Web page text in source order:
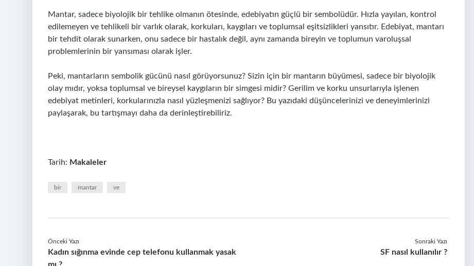
Mantar, sadece biyolojik bir tehlike olmanın ötesinde, edebiyatın güçlü bir sembolüdür. Hızla yayılan, kontrol
edilemeyen ve tehlikeli bir varlık olarak, korkuları, kaygıları ve toplumsal eşitsizlikleri yansıtır. Edebiyat, mantarı
bir tehdit olarak sunarken, onu sadece bir hastalık değil, aynı zamanda bireyin ve toplumun varoluşsal
problemlerinin bir yansıması olarak işler.
Peki, mantarların sembolik gücünü nasıl görüyorsunuz? Sizin için bir mantarın büyümesi, sadece bir biyolojik
olay mıdır, yoksa toplumsal ve bireysel kaygıların bir simgesi midir? Gerilim ve korku unsurlarıyla işlenen
edebiyat metinleri, korkularınızla nasıl yüzleşmenizi sağlıyor? Bu yazıdaki düşüncelerinizi ve deneyimlerinizi
paylaşarak, bu tartışmayı daha da derinleştirebiliriz.
Tarih: Makaleler
bir mantar ve
Önceki Yazı
Kadın sığınma evinde cep telefonu kullanmak yasak
Sonraki Yazı
SF nasıl kullanılır ?